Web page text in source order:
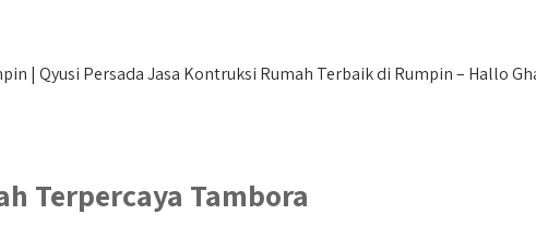
| Qyusi Persada Jasa Kontruksi Rumah Terbaik di Rumpin – Hallo
Terpercaya Tambora